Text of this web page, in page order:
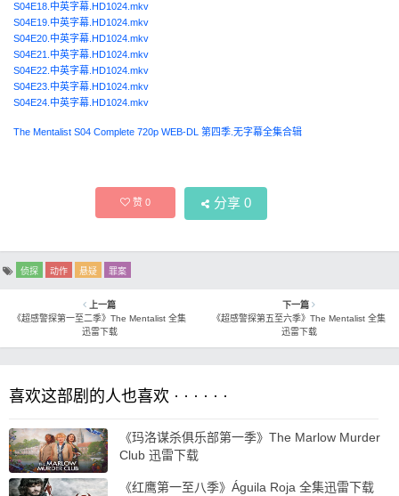
S04E18.中英字幕.HD1024.mkv
S04E19.中英字幕.HD1024.mkv
S04E20.中英字幕.HD1024.mkv
S04E21.中英字幕.HD1024.mkv
S04E22.中英字幕.HD1024.mkv
S04E23.中英字幕.HD1024.mkv
S04E24.中英字幕.HD1024.mkv
The Mentalist S04 Complete 720p WEB-DL 第四季.无字幕全集合辑
赞0 分享 0
侦探 动作 悬疑 罪案
上一篇
《超感警探第一至二季》The Mentalist 全集
迅雷下载
下一篇
《超感警探第五至六季》The Mentalist 全集
迅雷下载
喜欢这部剧的人也喜欢 · · · · · ·
《玛洛谋杀俱乐部第一季》The Marlow Murder
Club 迅雷下载
《红鹰第一至八季》Águila Roja 全集迅雷下载